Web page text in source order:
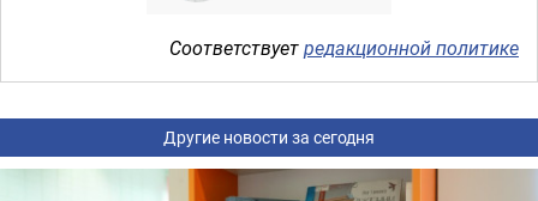
Соответствуетредакционной политике
Другие новости за сегодня